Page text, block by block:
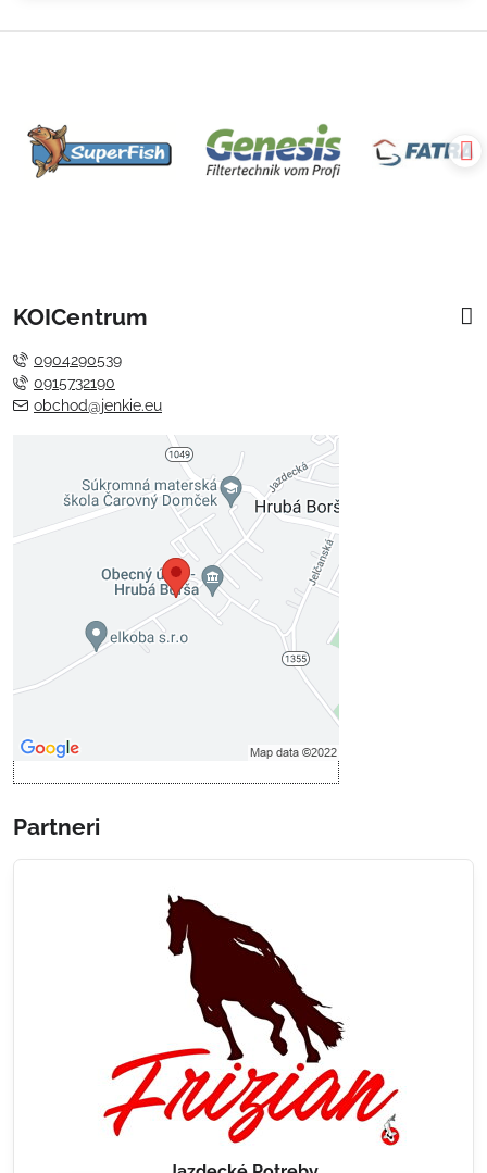
KOICentrum
0904290539
0915732190
obchod@jenkie.eu
Externý obsah je blokovaný
Voľbami súkromia
Prajete si načítať externý obsah?
Povoliť tentokrát
Povoliť a zapamätať - súhlas s
Partneri